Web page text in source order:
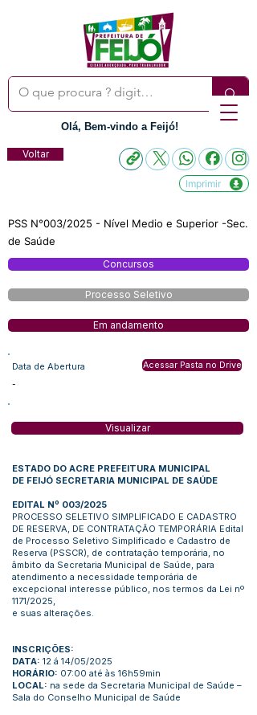
Olá, Bem-vindo a Feijó!
Voltar
Imprimir
PSS N°003/2025 - Nível Medio e Superior -Sec.
de Saúde
Concursos
Processo Seletivo
Em andamento
Data de Abertura
-
Acessar Pasta no Drive
Visualizar
ESTADO DO ACRE PREFEITURA MUNICIPAL
DE FEIJÓ SECRETARIA MUNICIPAL DE SAÚDE
EDITAL Nº 003/2025
PROCESSO SELETIVO SIMPLIFICADO E CADASTRO
DE RESERVA, DE CONTRATAÇÃO TEMPORÁRIA Edital
de Processo Seletivo Simplificado e Cadastro de
Reserva (PSSCR), de contratação temporária, no
âmbito da Secretaria Municipal de Saúde, para
atendimento a necessidade temporária de
excepcional interesse público, nos termos da Lei nº
1171/2025,
e suas alterações.
INSCRIÇÕES:
DATA: 12 á 14/05/2025
HORÁRIO: 07:00 até às 16h59min
LOCAL: na sede da Secretaria Municipal de Saúde –
Sala do Conselho Municipal de Saúde